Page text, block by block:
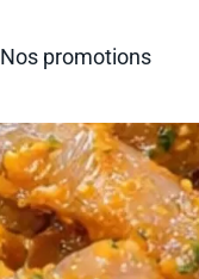
Nos promotions